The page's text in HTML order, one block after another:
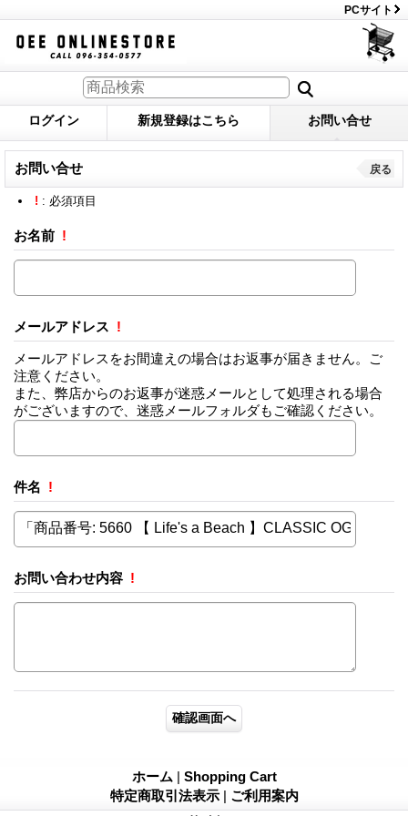
PCサイト
ログイン 新規登録はこちら お問い合せ
お問い合せ 戻る
! : 必須項目
お名前 !
メールアドレス !
メールアドレスをお間違えの場合はお返事が届きません。ご
注意ください。
また、弊店からのお返事が迷惑メールとして処理される場合
がございますので、迷惑メールフォルダもご確認ください。
件名 !
お問い合わせ内容 !
ホーム | Shopping Cart
特定商取引法表示 | ご利用案内